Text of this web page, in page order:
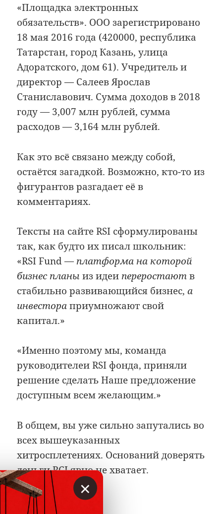
«Площадка электронных
обязательств». ООО зарегистрировано
18 мая 2016 года (420000, республика
Татарстан, город Казань, улица
Адоратского, дом 61). Учредитель и
директор — Салеев Ярослав
Станиславович. Сумма доходов в 2018
году — 3,007 млн рублей, сумма
расходов — 3,164 млн рублей.
Как это всё связано между собой,
остаётся загадкой. Возможно, кто-то из
фигурантов разгадает её в
комментариях.
Тексты на сайте RSI сформулированы
так, как будто их писал школьник:
«RSI Fund — платформа на которой
бизнес планы из идеи переростаютв
стабильно развивающийся бизнес,а
инвестораприумножают свой
капитал.»
«Именно поэтому мы, команда
руководителеи RSI фонда, приняли
решение сделать Наше предложение
доступным всем желающим.»
В общем, вы уже сильно запутались во
всех вышеуказанных
хитросплетениях. Оснований доверять
деньги RCI явно не хватает.
РЕЗЮМЕ:
×